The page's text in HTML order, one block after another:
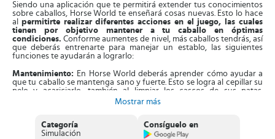
Siendo una aplicación que te permitirá extender tus conocimientos
sobre caballos, Horse World te enseñará cosas nuevas. Esto lo hace
al permitirte realizar diferentes acciones en el juego, las cuales
tienen por objetivo mantener a tu caballo en óptimas
condiciones. Conforme aumentes de nivel, más caballos tendrás, así
que deberás entrenarte para manejar un establo, las siguientes
funciones te ayudarán a lograrlo:
Mantenimiento: En Horse World deberás aprender cómo ayudar a
que tu caballo se mantenga sano y fuerte. Esto se logra al cepillar su
pelo y acariciarlo, también al limpiar los cascos de sus patas.
Finalmente debes alimentarlo colocando paja fresca. Todas las
Monta:Para que un caballo se adapte a su jinete, es necesario
entrenarlo lo antes posible en un circuito cerrado. Desde Horse
Mostrar más
Categoría
Simulación
Consíguelo en